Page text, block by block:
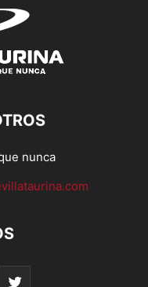
nunca